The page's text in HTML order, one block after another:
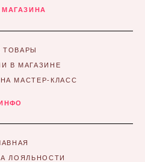
ТОВАРЫ
В МАГАЗИНЕ
МАСТЕР-КЛАСС
ЛОЯЛЬНОСТИ